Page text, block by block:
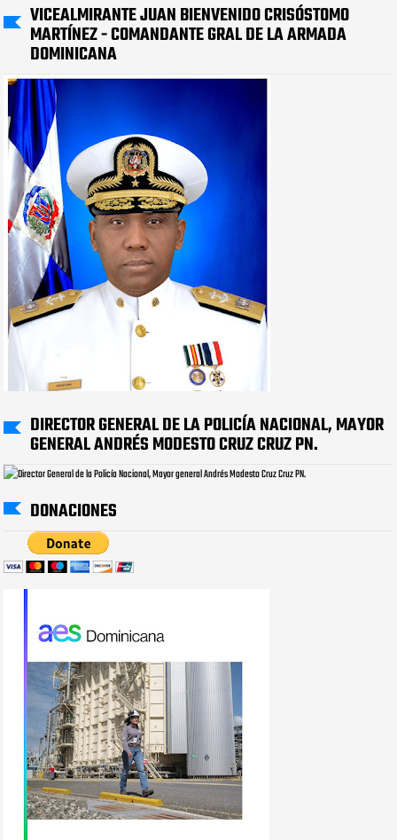
VICEALMIRANTE JUAN BIENVENIDO CRISÓSTOMO
MARTÍNEZ - COMANDANTE GRAL DE LA ARMADA
DOMINICANA
DIRECTOR GENERAL DE LA POLICÍA NACIONAL, MAYOR
GENERAL ANDRÉS MODESTO CRUZ CRUZ PN.
DONACIONES